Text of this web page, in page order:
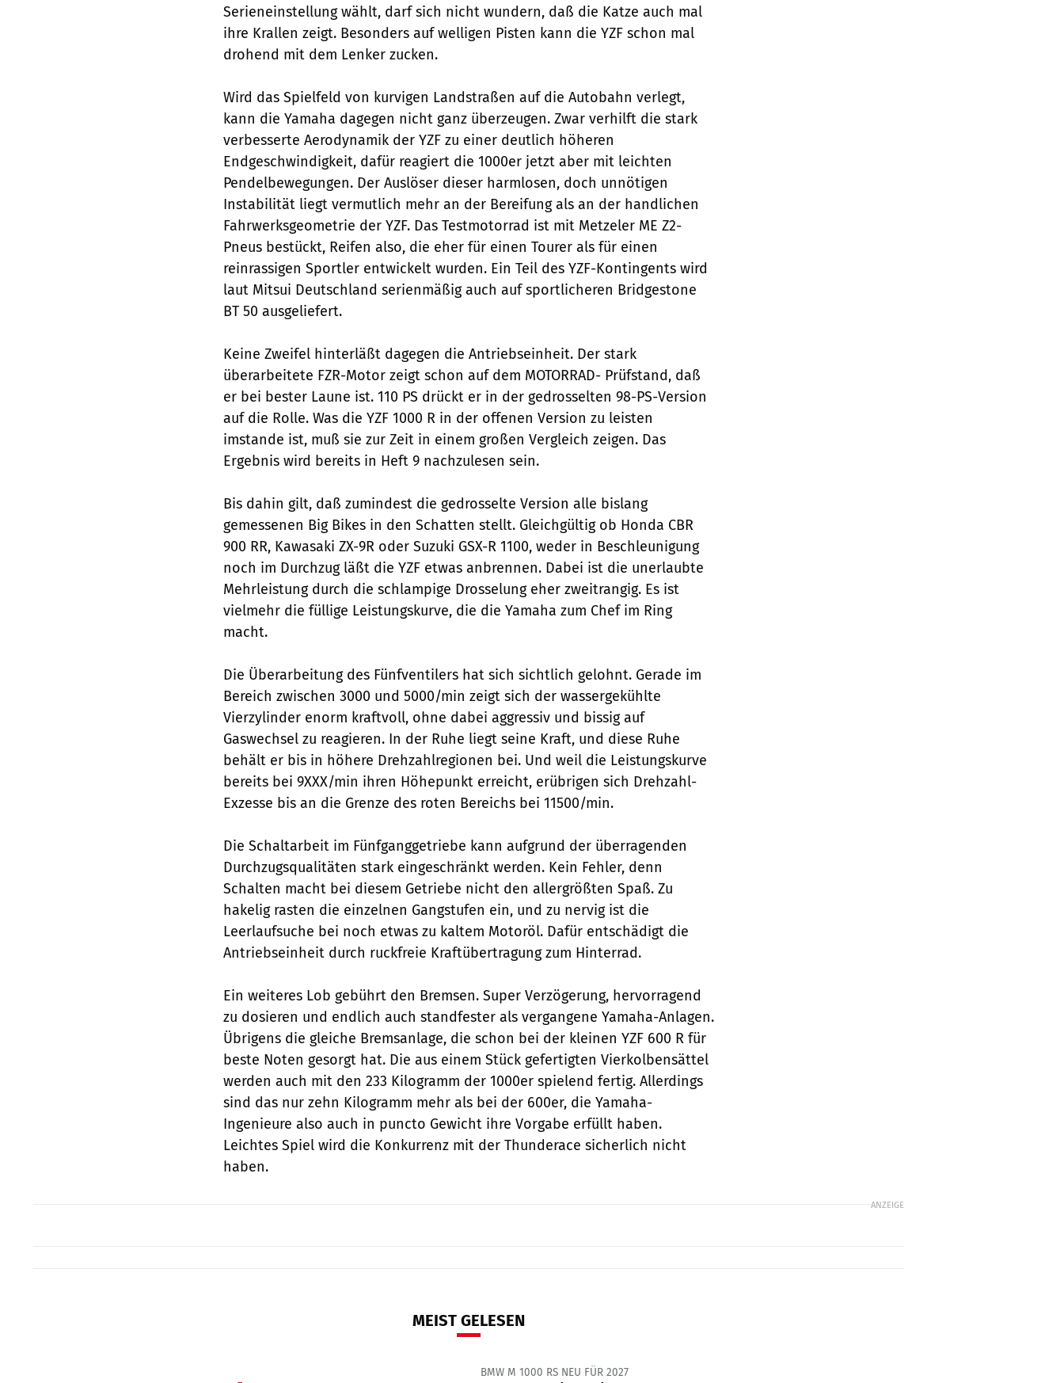
Serieneinstellung wählt, darf sich nicht wundern, daß die Katze auch mal
ihre Krallen zeigt. Besonders auf welligen Pisten kann die YZF schon mal
drohend mit dem Lenker zucken.
Wird das Spielfeld von kurvigen Landstraßen auf die Autobahn verlegt,
kann die Yamaha dagegen nicht ganz überzeugen. Zwar verhilft die stark
verbesserte Aerodynamik der YZF zu einer deutlich höheren
Endgeschwindigkeit, dafür reagiert die 1000er jetzt aber mit leichten
Pendelbewegungen. Der Auslöser dieser harmlosen, doch unnötigen
Instabilität liegt vermutlich mehr an der Bereifung als an der handlichen
Fahrwerksgeometrie der YZF. Das Testmotorrad ist mit Metzeler ME Z2-
Pneus bestückt, Reifen also, die eher für einen Tourer als für einen
reinrassigen Sportler entwickelt wurden. Ein Teil des YZF-Kontingents wird
laut Mitsui Deutschland serienmäßig auch auf sportlicheren Bridgestone
BT 50 ausgeliefert.
Keine Zweifel hinterläßt dagegen die Antriebseinheit. Der stark
überarbeitete FZR-Motor zeigt schon auf dem MOTORRAD- Prüfstand, daß
er bei bester Laune ist. 110 PS drückt er in der gedrosselten 98-PS-Version
auf die Rolle. Was die YZF 1000 R in der offenen Version zu leisten
imstande ist, muß sie zur Zeit in einem großen Vergleich zeigen. Das
Ergebnis wird bereits in Heft 9 nachzulesen sein.
Bis dahin gilt, daß zumindest die gedrosselte Version alle bislang
gemessenen Big Bikes in den Schatten stellt. Gleichgültig ob Honda CBR
900 RR, Kawasaki ZX-9R oder Suzuki GSX-R 1100, weder in Beschleunigung
noch im Durchzug läßt die YZF etwas anbrennen. Dabei ist die unerlaubte
Mehrleistung durch die schlampige Drosselung eher zweitrangig. Es ist
vielmehr die füllige Leistungskurve, die die Yamaha zum Chef im Ring
macht.
Die Überarbeitung des Fünfventilers hat sich sichtlich gelohnt. Gerade im
Bereich zwischen 3000 und 5000/min zeigt sich der wassergekühlte
Vierzylinder enorm kraftvoll, ohne dabei aggressiv und bissig auf
Gaswechsel zu reagieren. In der Ruhe liegt seine Kraft, und diese Ruhe
behält er bis in höhere Drehzahlregionen bei. Und weil die Leistungskurve
bereits bei 9XXX/min ihren Höhepunkt erreicht, erübrigen sich Drehzahl-
Exzesse bis an die Grenze des roten Bereichs bei 11500/min.
Die Schaltarbeit im Fünfganggetriebe kann aufgrund der überragenden
Durchzugsqualitäten stark eingeschränkt werden. Kein Fehler, denn
Schalten macht bei diesem Getriebe nicht den allergrößten Spaß. Zu
hakelig rasten die einzelnen Gangstufen ein, und zu nervig ist die
Leerlaufsuche bei noch etwas zu kaltem Motoröl. Dafür entschädigt die
Antriebseinheit durch ruckfreie Kraftübertragung zum Hinterrad.
Ein weiteres Lob gebührt den Bremsen. Super Verzögerung, hervorragend
zu dosieren und endlich auch standfester als vergangene Yamaha-Anlagen.
Übrigens die gleiche Bremsanlage, die schon bei der kleinen YZF 600 R für
beste Noten gesorgt hat. Die aus einem Stück gefertigten Vierkolbensättel
werden auch mit den 233 Kilogramm der 1000er spielend fertig. Allerdings
sind das nur zehn Kilogramm mehr als bei der 600er, die Yamaha-
Ingenieure also auch in puncto Gewicht ihre Vorgabe erfüllt haben.
Leichtes Spiel wird die Konkurrenz mit der Thunderace sicherlich nicht
haben.
ANZEIGE
MEIST GELESEN
BMW M 1000 RS NEU FÜR 2027